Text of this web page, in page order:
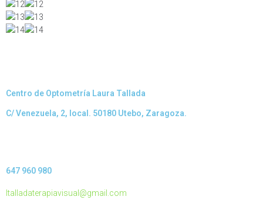
Centro de Optometría Laura Tallada
C/ Venezuela, 2, local. 50180 Utebo, Zaragoza.
647 960 980
ltalladaterapiavisual@gmail.com